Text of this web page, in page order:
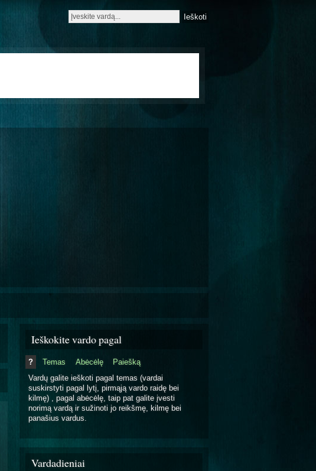
Ieškokite vardo pagal
? Temas Abėcėlę
Paiešką
Vardų galite ieškoti pagal temas (vardai
suskirstyti pagal lytį, pirmąją vardo raidę bei
kilmę) , pagal abėcėlę, taip pat galite įvesti
norimą vardą ir sužinoti jo reikšmę, kilmę bei
panašius vardus.
Vardadieniai